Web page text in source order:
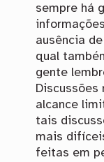
sempre há
ausência
qual
gente
alcance
tais
mais
feitas em